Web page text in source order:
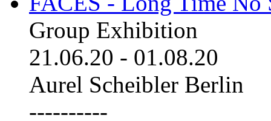
Group Exhibition
21.06.20 - 01.08.20
Aurel Scheibler Berlin
----------